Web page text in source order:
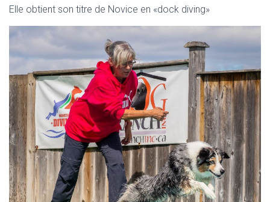
A
I
G
A
T
Elle obtient son titre de Novice en «dock diving»